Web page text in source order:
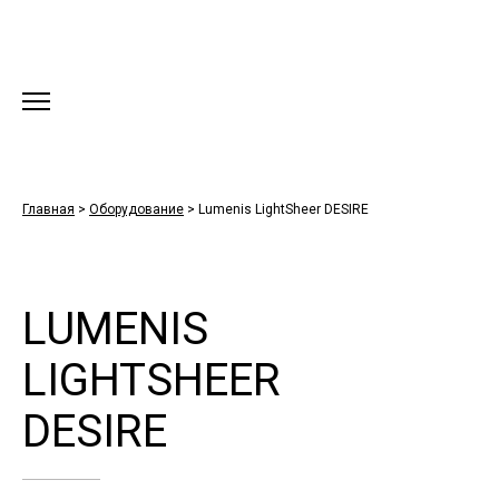
Главная > Оборудование > Lumenis LightSheer DESIRE
LUMENIS
LIGHTSHEER
DESIRE